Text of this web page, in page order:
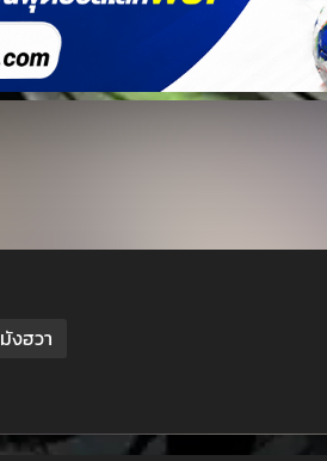
มังฮวา